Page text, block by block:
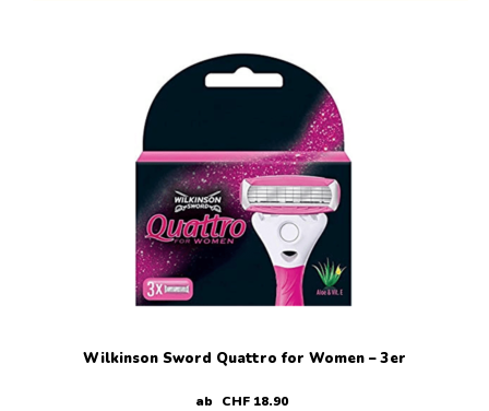
Wilkinson Sword Quattro for Women – 3er
ab CHF18.90